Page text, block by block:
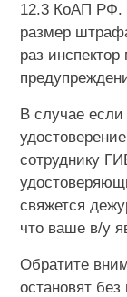
12.3 КоАП РФ.
размер
раз
В случае
сотруднику
свяжется
что ваше в/у
Обратите
остановят без